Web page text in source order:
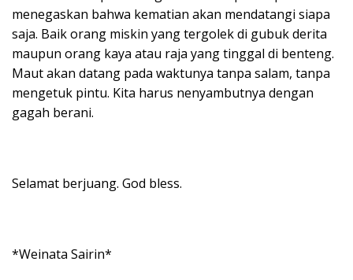
menegaskan bahwa kematian akan mendatangi siapa
saja. Baik orang miskin yang tergolek di gubuk derita
maupun orang kaya atau raja yang tinggal di benteng.
Maut akan datang pada waktunya tanpa salam, tanpa
mengetuk pintu. Kita harus nenyambutnya dengan
gagah berani.
Selamat berjuang. God bless.
*Weinata Sairin*